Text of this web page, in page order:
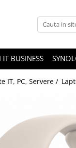
BUSINESS
IT, PC, Servere /